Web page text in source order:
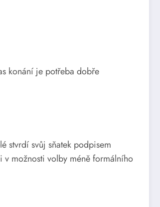
konání je potřeba dobře
stvrdí svůj sňatek podpisem
možnosti volby méně formálního